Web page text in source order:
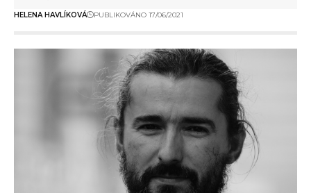
HELENA HAVLÍKOVÁ PUBLIKOVÁNO 17/06/2021